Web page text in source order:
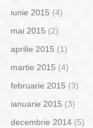
iunie 2015 (4)
mai 2015 (2)
aprilie 2015 (1)
martie 2015 (4)
februarie 2015 (3)
ianuarie 2015 (3)
decembrie 2014(5)